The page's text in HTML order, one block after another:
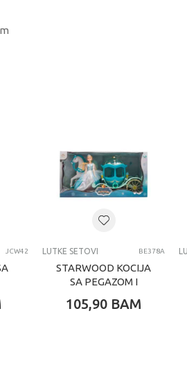
JCW42 LUTKE SETOVI BE378A
STARWOOD KOCIJA
SA PEGAZOM I
105,90 BAM